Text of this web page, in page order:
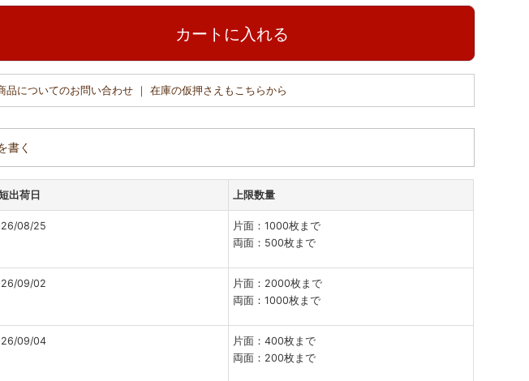
カートに入れる
品についてのお問い合わせ ｜ 在庫の仮押さえもこちらから
書く
出荷日 上限数量
08/25
片面：1000枚まで
両面：500枚まで
09/02
片面：2000枚まで
両面：1000枚まで
09/04
片面：400枚まで
両面：200枚まで